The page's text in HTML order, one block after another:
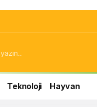
Teknoloji Hayvan